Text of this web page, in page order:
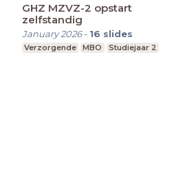
GHZ MZVZ-2 opstart
zelfstandig
January 2026- 16 slides
Verzorgende MBO Studiejaar 2